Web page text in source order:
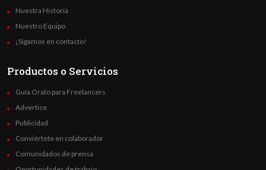
Nuestra Historia
Nuestro Equipo
¡Sigamos en contacto!
Productos o Servicios
Guía Orato para Freelancers
Advertise
Publicidad
Conviértete en colaborador
Comunidados de prensa